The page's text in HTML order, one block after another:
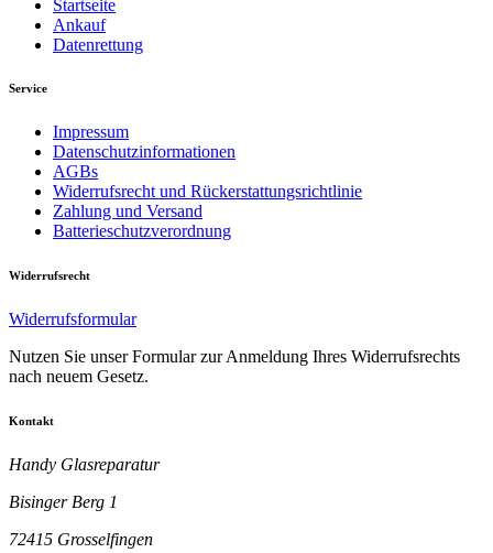
Startseite
Ankauf
Datenrettung
Service
Impressum
Datenschutzinformationen
AGBs
Widerrufsrecht und Rückerstattungsrichtlinie
Zahlung und Versand
Batterieschutzverordnung
Widerrufsrecht
Widerrufsformular
Nutzen Sie unser Formular zur Anmeldung Ihres Widerrufsrechts
nach neuem Gesetz.
Kontakt
Handy Glasreparatur
Bisinger Berg 1
72415 Grosselfingen